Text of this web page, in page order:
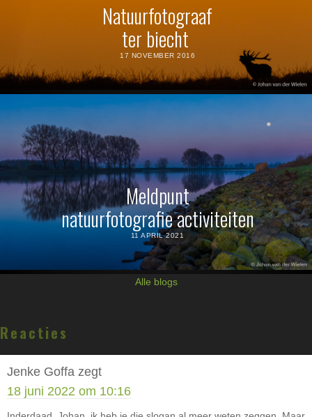
Natuurfotograaf
ter biecht
17 NOVEMBER 2016
Meldpunt
natuurfotografie activiteiten
11 APRIL 2021
Alle blogs
Interacties
Reacties
Jenke Goffa zegt
18 juni 2022 om 10:16